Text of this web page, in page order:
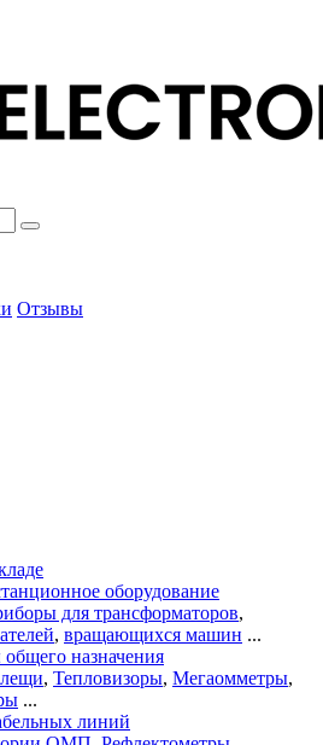
Отзывы
оборудование
для трансформаторов,
, вращающихся машин ...
назначения
, Тепловизоры, Мегаомметры,
...
линий